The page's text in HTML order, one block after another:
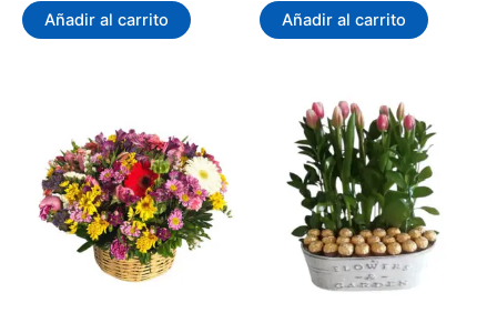
Añadir al carrito Añadir al carrito